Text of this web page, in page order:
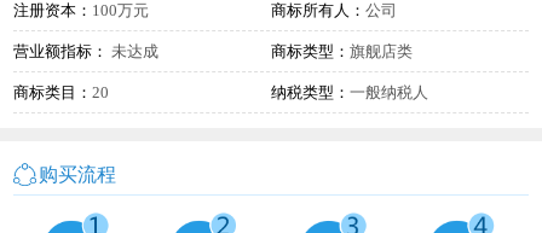
注册资本： 100万元 商标所有人： 公司
营业额指标： 未达成 商标类型： 旗舰店类
商标类目：20 纳税类型： 一般纳税人
购买流程